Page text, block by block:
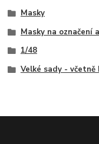
Masky
Masky na označení
1/48
Velké sady - včetně